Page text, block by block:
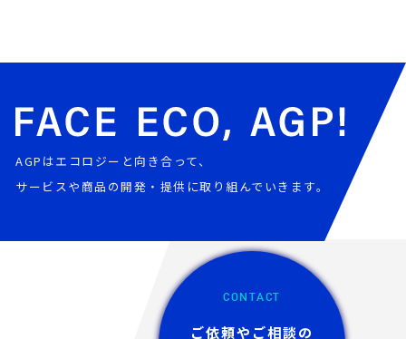
AGPはエコロジーと向き合って、
サービスや商品の開発・提供に取り組んでいきます。
CONTACT
ご依頼やご相談の